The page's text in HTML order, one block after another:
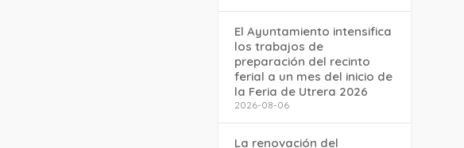
El Ayuntamiento intensifica
los trabajos de
preparación del recinto
ferial a un mes del inicio de
la Feria de Utrera 2026
2026-08-06
La renovación del